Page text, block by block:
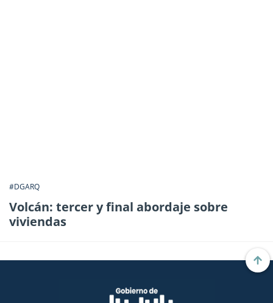
#DGARQ
Volcán: tercer y final abordaje sobre
viviendas